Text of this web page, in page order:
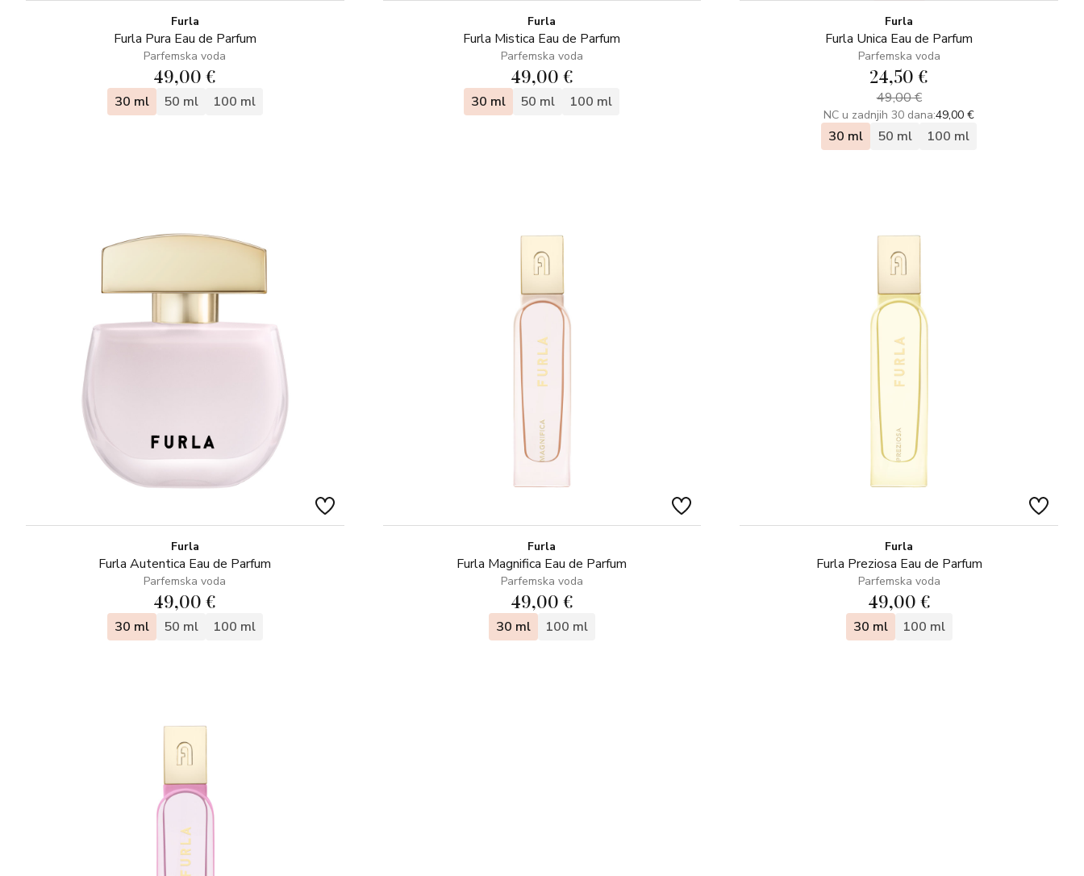
Furla
Furla Pura Eau de Parfum
Parfemska voda
49,00 €
30 ml 50 ml 100 ml
Furla
Furla Mistica Eau de Parfum
Parfemska voda
49,00 €
30 ml 50 ml 100 ml
Furla
Furla Unica Eau de Parfum
Parfemska voda
24,50 €
49,00 €
NC u zadnjih 30 dana:49,00 €
30 ml 50 ml 100 ml
Furla
Furla Autentica Eau de Parfum
Parfemska voda
49,00 €
30 ml 50 ml 100 ml
Furla
Furla Magnifica Eau de Parfum
Parfemska voda
49,00 €
30 ml 100 ml
Furla
Furla Preziosa Eau de Parfum
Parfemska voda
49,00 €
30 ml 100 ml